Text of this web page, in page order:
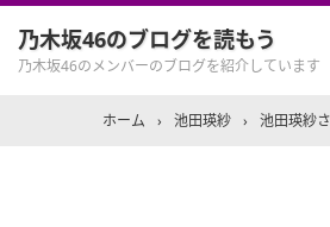
乃木坂46のブログを読もう
乃木坂46のメンバーのブログを紹介しています
ホーム › 池田瑛紗 › 池田瑛紗